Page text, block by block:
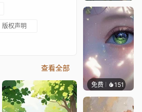
版权声明
查看全部
免费 151星梦